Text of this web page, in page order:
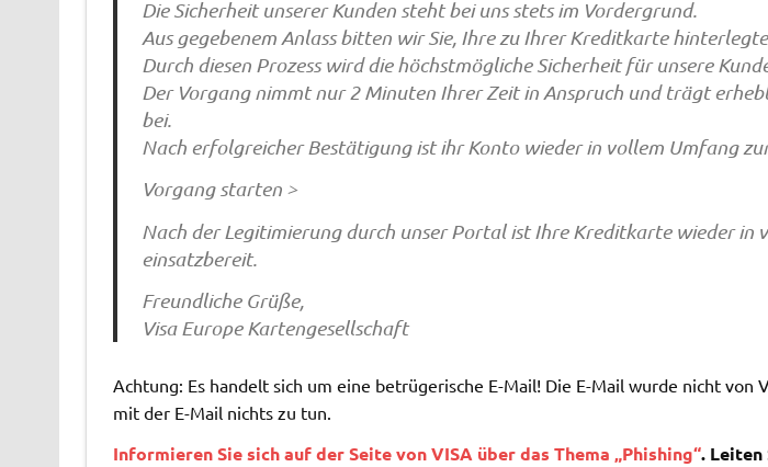
Die Sicherheit unserer Kunden steht bei uns stets im Vordergrund.
Aus gegebenem Anlass bitten wir Sie, Ihre zu Ihrer Kreditkarte
Durch diesen Prozess wird die höchstmögliche Sicherheit für unsere
Der Vorgang nimmt nur 2 Minuten Ihrer Zeit in Anspruch und trägt
bei.
Nach erfolgreicher Bestätigung ist ihr Konto wieder in vollem Umfang
Vorgang starten >
Nach der Legitimierung durch unser Portal ist Ihre Kreditkarte wieder in
einsatzbereit.
Freundliche Grüße,
Visa Europe Kartengesellschaft
Achtung: Es handelt sich um eine betrügerische E-Mail! Die E-Mail wurde nicht von
mit der E-Mail nichts zu tun.
Informieren Sie sich auf der Seite von VISA über das Thema „Phishing“. Leiten